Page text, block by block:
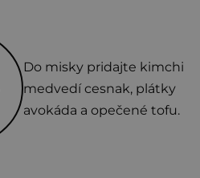
Do misky pridajte kimchi
medvedí cesnak, plátky
avokáda a opečené tofu.